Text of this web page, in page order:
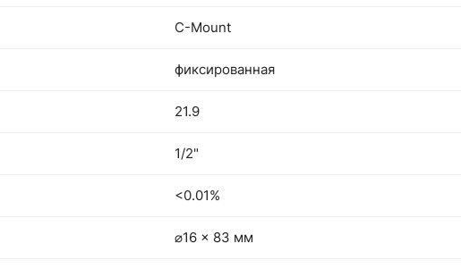
C-Mount
фиксированная
21.9
1/2"
<0.01%
⌀16 × 83 мм